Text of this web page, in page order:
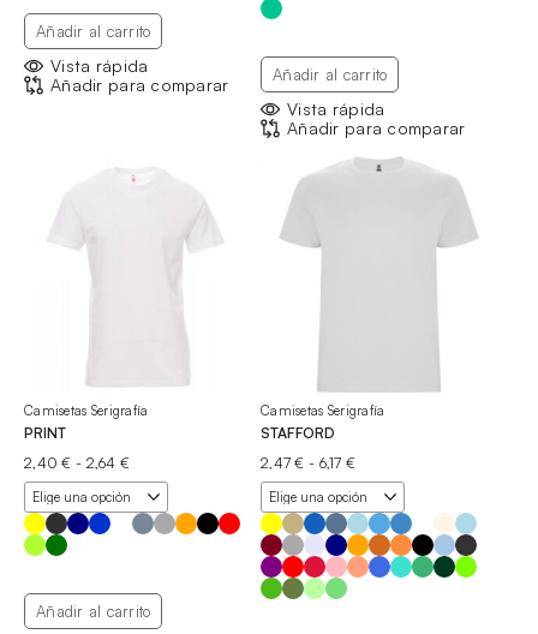
Añadir al carrito
Vista rápida
Añadir para comparar
Añadir al carrito
Vista rápida
Añadir para comparar
Camisetas Serigrafía
PRINT
2,40€ - 2,64 €
de
precios:
desde
2,40 €
Añadir al carrito
Camisetas Serigrafía
STAFFORD
2,47€ - 6,17 €
de
precios:
desde
2,47 €
hasta
6,17 €